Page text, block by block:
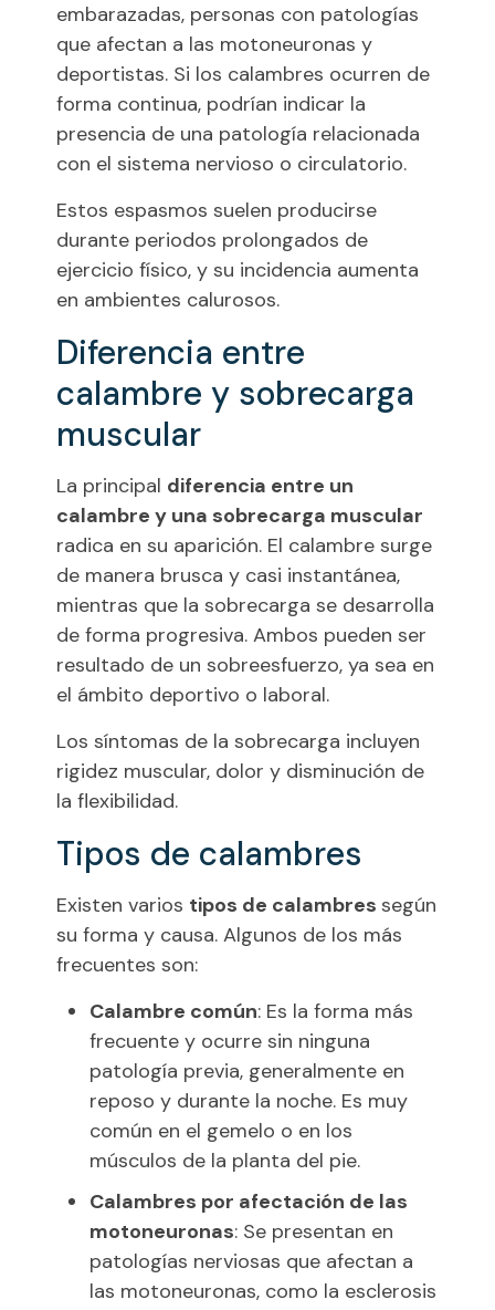
embarazadas, personas con patologías
que afectan a las motoneuronas y
deportistas. Si los calambres ocurren de
forma continua, podrían indicar la
presencia de una patología relacionada
con el sistema nervioso o circulatorio.
Estos espasmos suelen producirse
durante periodos prolongados de
ejercicio físico, y su incidencia aumenta
en ambientes calurosos.
Diferencia entre
calambre y sobrecarga
muscular
La principal diferencia entre un
calambre y una sobrecarga muscular
radica en su aparición. El calambre surge
de manera brusca y casi instantánea,
mientras que la sobrecarga se desarrolla
de forma progresiva. Ambos pueden ser
resultado de un sobreesfuerzo, ya sea en
el ámbito deportivo o laboral.
Los síntomas de la sobrecarga incluyen
rigidez muscular, dolor y disminución de
la flexibilidad.
Tipos de calambres
Existen varios tipos de calambres según
su forma y causa. Algunos de los más
frecuentes son:
Calambre común: Es la forma más
frecuente y ocurre sin ninguna
patología previa, generalmente en
reposo y durante la noche. Es muy
común en el gemelo o en los
músculos de la planta del pie.
Calambres por afectación de las
motoneuronas: Se presentan en
patologías nerviosas que afectan a
las motoneuronas, como la esclerosis